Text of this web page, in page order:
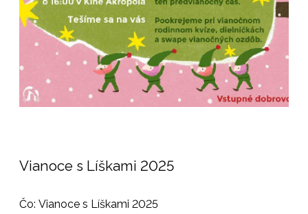
Vianoce s Líškami 2025
Čo: Vianoce s Líškami 2025